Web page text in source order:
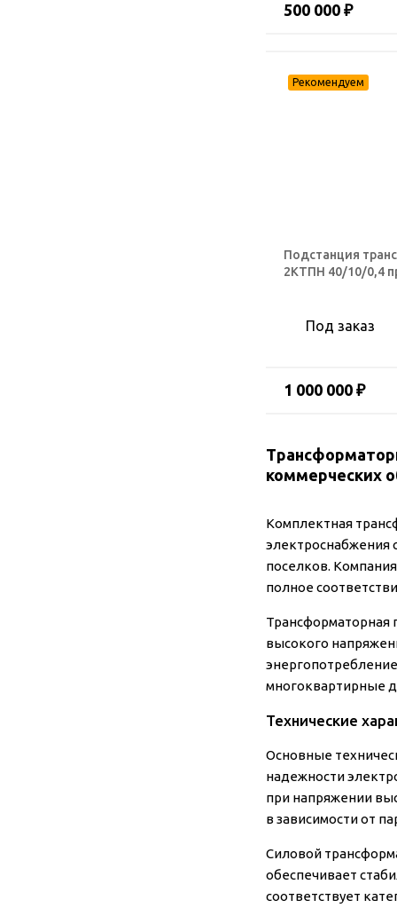
500 000 ₽
Подстанция
2КТПН 40/10/0,4
Под заказ
1 000 000 ₽
коммерческих
Комплектная
электроснабжения
поселков.
полное
Трансформаторная
высокого
многоквартирные
Технические
Основные
надежности
при напряжении
в зависимости от
Силовой
обеспечивает
соответствует